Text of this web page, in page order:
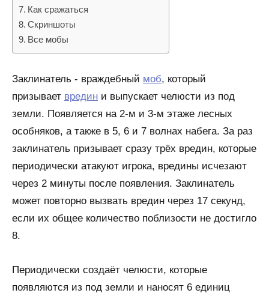
Как сражаться
Скриншоты
Все мобы
Заклинатель - враждебный моб, который
призывает вредин и выпускает челюсти из под
земли. Появляется на 2-м и 3-м этаже лесных
особняков, а также в 5, 6 и 7 волнах набега. За раз
заклинатель призывает сразу трёх вредин, которые
периодически атакуют игрока, вредины исчезают
через 2 минуты после появления. Заклинатель
может повторно вызвать вредин через 17 секунд,
если их общее количество поблизости не достигло
8.
Периодически создаёт челюсти, которые
появляются из под земли и наносят 6 единиц